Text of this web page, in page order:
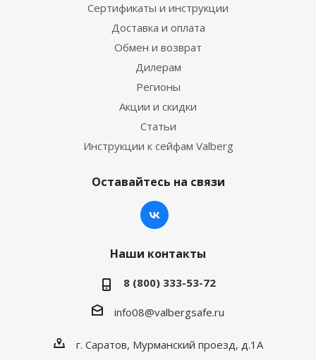
Сертификаты и инструкции
Доставка и оплата
Обмен и возврат
Дилерам
Регионы
Акции и скидки
Статьи
Инструкции к сейфам Valberg
Оставайтесь на связи
Наши контакты
8 (800) 333-53-72
info08@valbergsafe.ru
г. Саратов, Мурманский проезд, д.1А